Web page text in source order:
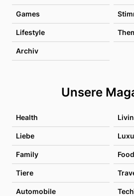
Games
Lifestyle
Archiv
Unsere
Health
Liebe
Family Food
Tiere
Automobile